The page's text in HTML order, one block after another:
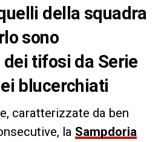
della squadra
sono
tifosi da Serie
blucerchiati
caratterizzate da ben
la Sampdoria